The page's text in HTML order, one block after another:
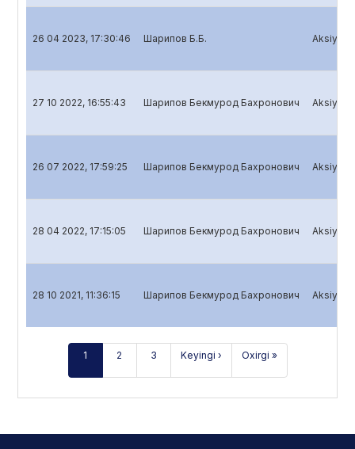
26 04 2023, 17:30:46 Шарипов Б.Б.
27 10 2022, 16:55:43 Шарипов Бекмурод Бахронович
26 07 2022, 17:59:25 Шарипов Бекмурод Бахронович
28 04 2022, 17:15:05 Шарипов Бекмурод Бахронович
28 10 2021, 11:36:15 Шарипов Бекмурод Бахронович
1 2 3 Keyingi › Oxirgi »